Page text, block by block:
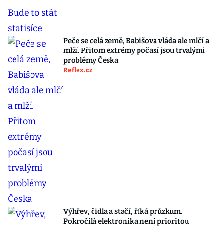
Peče se celá země, Babišova vláda ale mlčí a
mlží. Přitom extrémy počasí jsou trvalými
problémy Česka
Reflex.cz
Výhřev, čidla a stačí, říká průzkum.
Pokročilá elektronika není prioritou